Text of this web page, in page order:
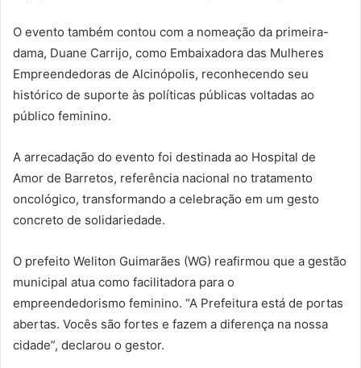
O evento também contou com a nomeação da primeira-
dama, Duane Carrijo, como Embaixadora das Mulheres
Empreendedoras de Alcinópolis, reconhecendo seu
histórico de suporte às políticas públicas voltadas ao
público feminino.
A arrecadação do evento foi destinada ao Hospital de
Amor de Barretos, referência nacional no tratamento
oncológico, transformando a celebração em um gesto
concreto de solidariedade.
O prefeito Weliton Guimarães (WG) reafirmou que a gestão
municipal atua como facilitadora para o
empreendedorismo feminino. “A Prefeitura está de portas
abertas. Vocês são fortes e fazem a diferença na nossa
cidade”, declarou o gestor.